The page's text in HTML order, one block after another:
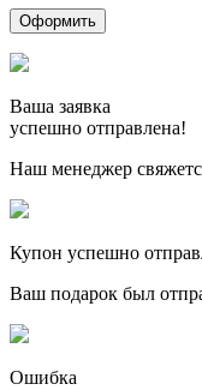
Ваша заявка
успешно отправлена!
Наш менеджер
Купон успешно
Ваш подарок был
Ошибка